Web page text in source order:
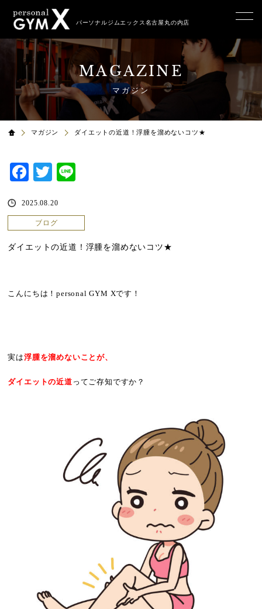
パーソナルジムエックス名古屋丸の内店
MAGAZINE
マガジン
マガジン ダイエットの近道！浮腫を溜めないコツ★
Facebook
Twitter
2025.08.20
ブログ
ダイエットの近道！浮腫を溜めないコツ★
こんにちは！personal GYM Xです！
実は浮腫を溜めないことが、
ダイエットの近道 ってご存知ですか？